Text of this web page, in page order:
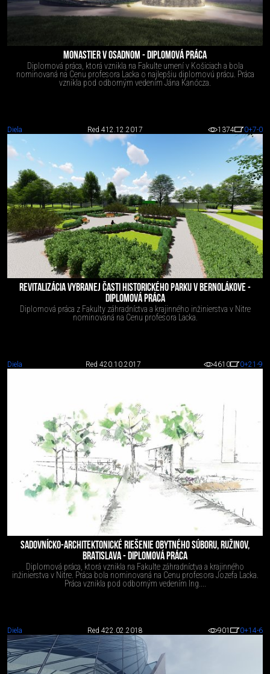
MONASTIER V OSADNOM - DIPLOMOVÁ PRÁCA
Diplomová práca, ktorá vznikla na Fakulte umení v Košiciach a bola
nominovaná na Cenu profesora Lacka o najlepšiu diplomovú prácu. Práca
vznikla pod odborným vedením Jána Kanócza.
Diela Red 412.12.2017 1374 0+7-0
REVITALIZÁCIA VYBRANEJ ČASTI HISTORICKÉHO PARKU V BERNOLÁKOVE -
DIPLOMOVÁ PRÁCA
Diplomová práca z Fakulty záhradníctva a krajinného inžinierstva v Nitre
nominovaná na Cenu profesora Lacka.
Diela Red 420.10.2017 4610 0+21 -9
SADOVNÍCKO-ARCHITEKTONICKÉ RIEŠENIE OBYTNÉHO SÚBORU, RUŽINOV,
BRATISLAVA - DIPLOMOVÁ PRÁCA
Diplomová práca, ktorá vznikla na Fakulte záhradníctva a krajinného
inžinierstva v Nitre. Práca bola nominovaná na Cenu profesora Jozefa Lacka.
Práca vznikla pod odborným vedením Ing....
Diela Red 422.02.2018 901 0+14-6